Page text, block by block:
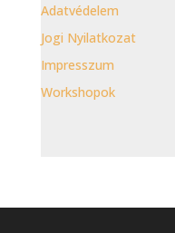
Adatvédelem
Jogi Nyilatkozat
Impresszum
Workshopok